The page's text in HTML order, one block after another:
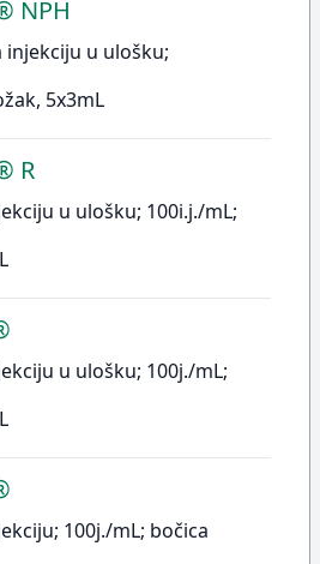
NPH
injekciju u ulošku;
5x3mL
R
u ulošku; 100i.j./mL;
u ulošku; 100j./mL;
100j./mL; bočica